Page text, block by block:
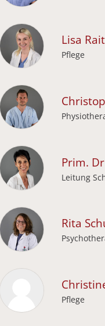
Lisa
Pflege
Prim.
Leitung
Rita
Pflege